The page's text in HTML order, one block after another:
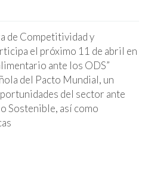
de Competitividad y
el próximo 11 de abril en
ante los ODS”
del Pacto Mundial, un
del sector ante
Sostenible, así como